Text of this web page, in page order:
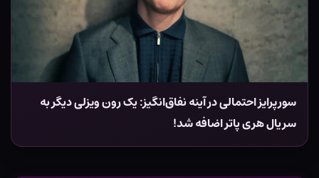
سورپرایز احتمالی در آینه نفاق‌انگیز: یک رون ویزلی دیگر به
سریال هری پاتر اضافه شد!